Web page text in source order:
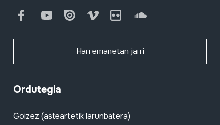
FacebookYoutube Issuu Vimeo Flickr SoundCloud
Harremanetan jarri
Ordutegia
Goizez (asteartetik larunbatera)